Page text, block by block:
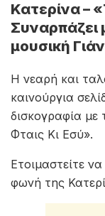
Κατερίνα –
Συναρπάζει
μουσική
Η νεαρή και
καινούργια
δισκογραφία με
Φταις Κι Εσύ».
Ετοιμαστείτε
φωνή της